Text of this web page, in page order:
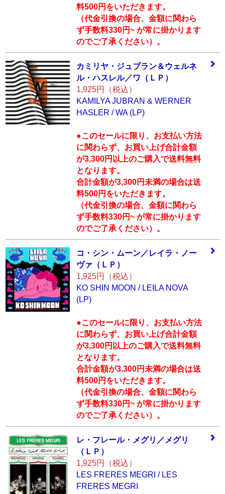
料500円をいただきます。
（代金引換の場合、金額に関わら
ず手数料330円~ が常に掛かります
のでご了承ください）。
カミリヤ・ジュブラン＆ウェルネ
ル・ハスレル／ワ（ ＬＰ）
1,925円（税込）
KAMILYA JUBRAN & WERNER
HASLER / WA (LP)
●このセールに限り、お支払い方法
に関わらず、お買い上げ合計金額
が3,300円以上のご購入で送料無料
となります。
合計金額が3,300円未満の場合は送
料500円をいただきます。
（代金引換の場合、金額に関わら
ず手数料330円~ が常に掛かります
のでご了承ください）。
コ・シン・ムーン／レイラ・ノー
ヴァ（ＬＰ）
1,925円（税込）
KO SHIN MOON / LEILA NOVA
(LP)
●このセールに限り、お支払い方法
に関わらず、お買い上げ合計金額
が3,300円以上のご購入で送料無料
となります。
合計金額が3,300円未満の場合は送
料500円をいただきます。
（代金引換の場合、金額に関わら
ず手数料330円~ が常に掛かります
のでご了承ください）。
レ・フレール・メグリ／メグリ
（Ｌ Ｐ）
1,925円（税込）
LES FRERES MEGRI / LES
FRERES MEGRI